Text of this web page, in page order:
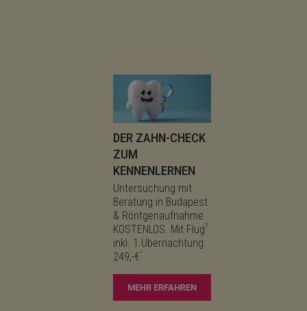
DER ZAHN-CHECK
ZUM
KENNENLERNEN
Untersuchung mit
Beratung in Budapest
& Röntgenaufnahme
KOSTENLOS. Mit Flug²
inkl. 1 Übernachtung:
249,-€¹
MEHR ERFAHREN